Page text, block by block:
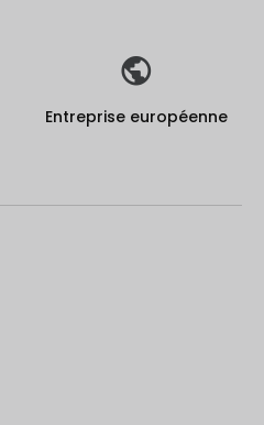
Entreprise européenne